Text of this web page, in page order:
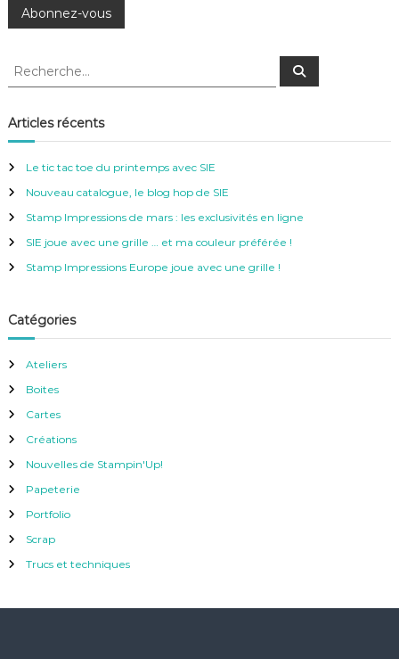
R
h
e
c
h
e
:
R
c
Articles récents
Le tic tac toe du printemps avec SIE
Nouveau catalogue, le blog hop de SIE
Stamp Impressions de mars : les exclusivités en ligne
SIE joue avec une grille … et ma couleur préférée !
Stamp Impressions Europe joue avec une grille !
Catégories
Ateliers
Boites
Cartes
Créations
Nouvelles de Stampin'Up!
Papeterie
Portfolio
Scrap
Trucs et techniques